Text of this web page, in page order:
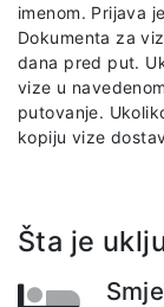
imenom. Prijava
Dokumenta za
dana pred put.
vize u
putovanje.
kopiju vize
Šta je